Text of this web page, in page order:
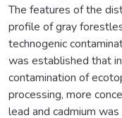
The features of the
profile of gray
technogenic
was established that
contamination of
processing, more
lead and cadmium